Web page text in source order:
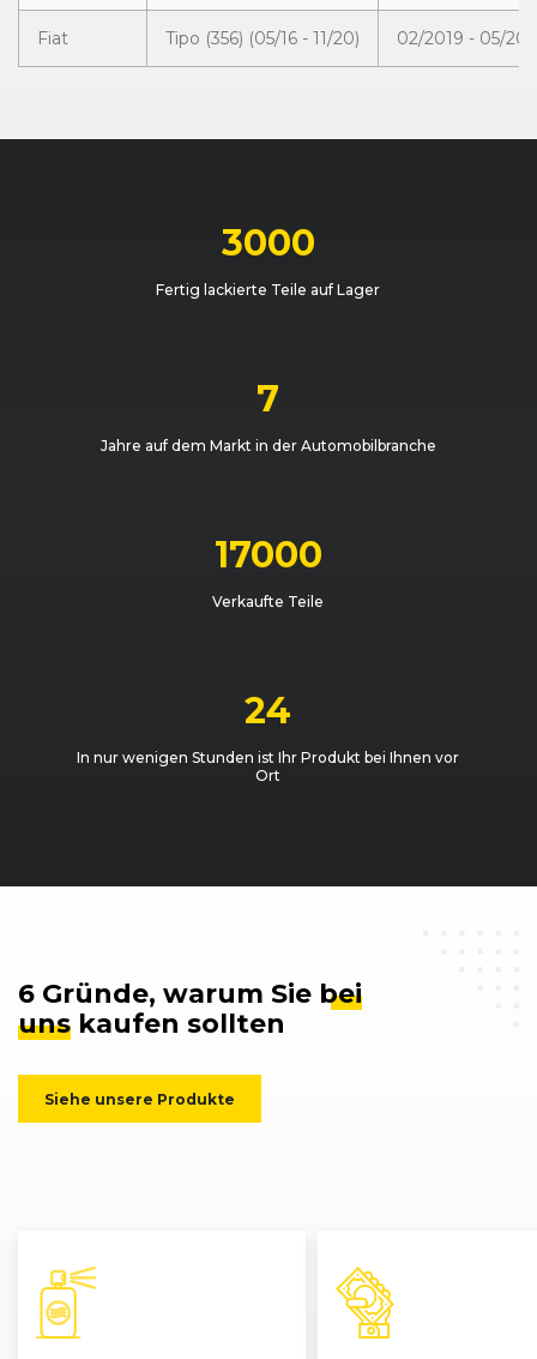
Fiat Tipo (356) (05/16 - 11/20) 02/2019 - 05/
3000
Fertig lackierte Teile auf Lager
7
Jahre auf dem Markt in der Automobilbranche
17000
Verkaufte Teile
24
In nur wenigen Stunden ist Ihr Produkt bei Ihnen vor
Ort
6 Gründe, warum Sie bei
uns kaufen sollten
Siehe unsere Produkte